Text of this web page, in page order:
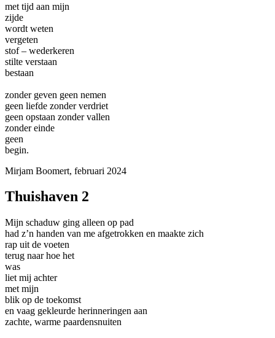
met tijd aan mijn
zijde
wordt weten
vergeten
stof – wederkeren
stilte verstaan
bestaan
zonder geven geen nemen
geen liefde zonder verdriet
geen opstaan zonder vallen
zonder einde
geen
begin.
Mirjam Boomert, februari 2024
Thuishaven 2
Mijn schaduw ging alleen op pad
had z’n handen van me afgetrokken en maakte zich
rap uit de voeten
terug naar hoe het
was
liet mij achter
met mijn
blik op de toekomst
en vaag gekleurde herinneringen aan
zachte, warme paardensnuiten